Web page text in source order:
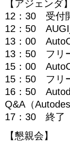
【アジェンダ】
12：30 受付
12：50
13：00
13：50 フリ
15：00
15：50 フリ
16：50
Q&A（
17：30 終了
【懇親会】